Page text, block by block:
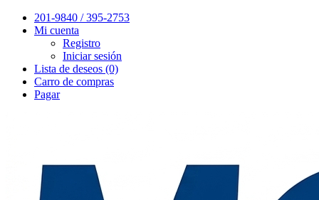
201-9840 / 395-2753
Mi cuenta
Registro
Iniciar sesión
Lista de deseos (0)
Carro de compras
Pagar